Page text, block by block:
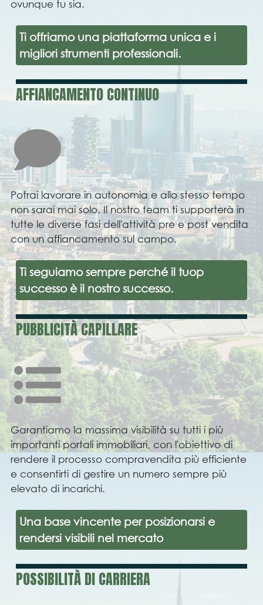
ovunque tu sia.
Ti offriamo una piattaforma unica e i
migliori strumenti professionali.
AFFIANCAMENTO CONTINUO
Potrai lavorare in autonomia e allo stesso tempo
non sarai mai solo. Il nostro team ti supporterà in
tutte le diverse fasi dell'attività pre e post vendita
con un affiancamento sul campo.
Ti seguiamo sempre perché il tuop
successo è il nostro successo.
PUBBLICITÀ CAPILLARE
Garantiamo la massima visibilità su tutti i più
importanti portali immobiliari, con l'obiettivo di
rendere il processo compravendita più efficiente
e consentirti di gestire un numero sempre più
elevato di incarichi.
Una base vincente per posizionarsi e
rendersi visibili nel mercato
POSSIBILITÀ DI CARRIERA